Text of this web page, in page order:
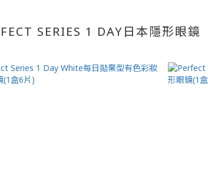
SERIES 1 DAY日本隱形眼鏡